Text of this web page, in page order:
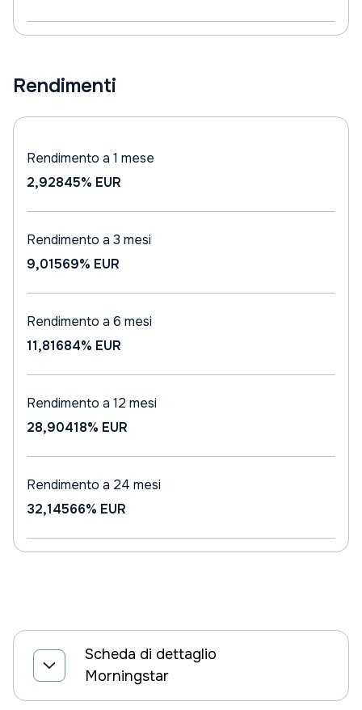
Rendimenti
Rendimento a 1 mese
2,92845% EUR
Rendimento a 3 mesi
9,01569% EUR
Rendimento a 6 mesi
11,81684% EUR
Rendimento a 12 mesi
28,90418% EUR
Rendimento a 24 mesi
32,14566% EUR
Scheda di dettaglio
Morningstar